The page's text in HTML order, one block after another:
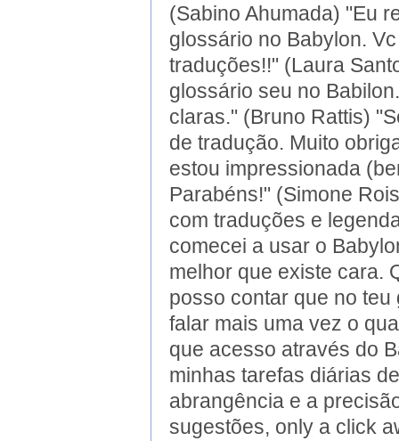
(Sabino Ahumada) "Eu
glossário no Babylon.
traduções!!" (Laura
glossário seu no
claras." (Bruno Rattis)
de tradução. Muito
estou impressionada
Parabéns!" (Simone
com traduções e
comecei a usar o
melhor que existe cara.
posso contar que no
falar mais uma vez o
que acesso através do
minhas tarefas diárias
abrangência e a
sugestões, only a click